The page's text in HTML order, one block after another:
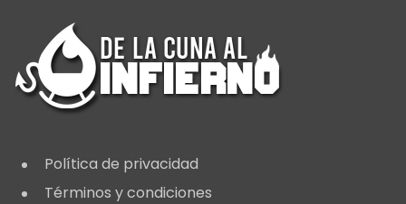
Política de privacidad
Términos y condiciones